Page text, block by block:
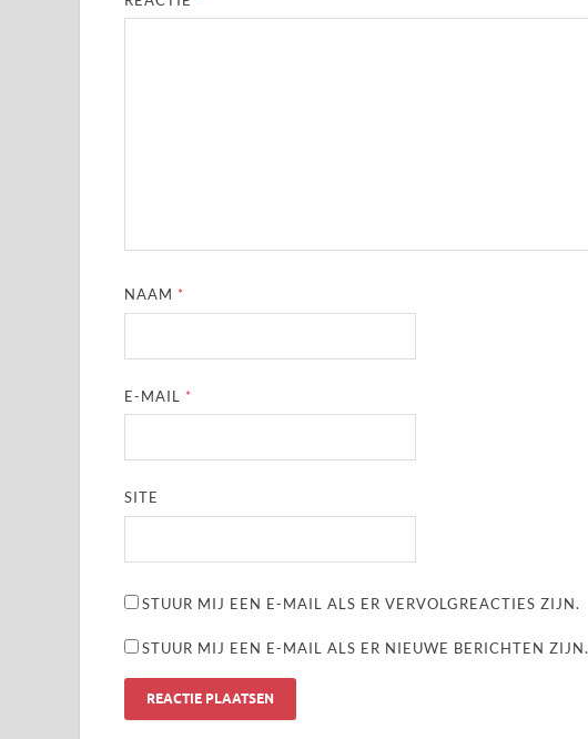
NAAM *
E-MAIL *
SITE
STUUR MIJ EEN E-MAIL ALS ER VERVOLGREACTIES ZIJN.
STUUR MIJ EEN E-MAIL ALS ER NIEUWE BERICHTEN ZIJN.